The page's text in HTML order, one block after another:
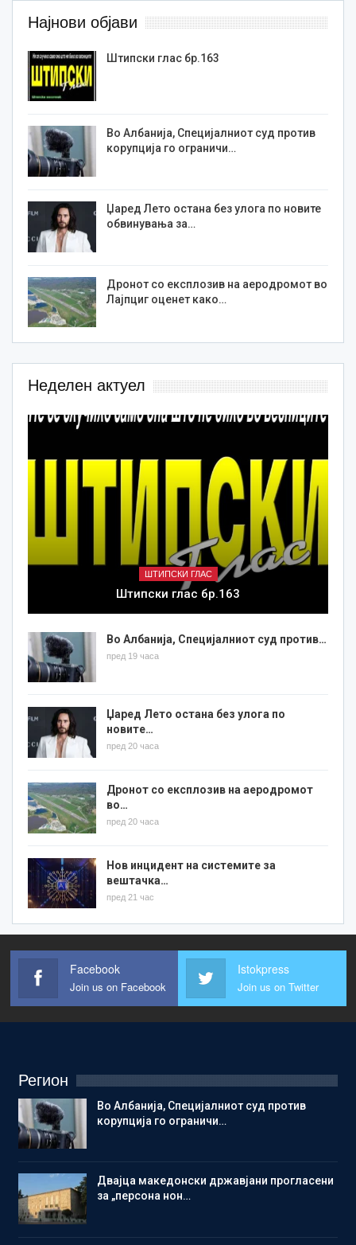
Најнови објави
Штипски глас бр.163
Во Албанија, Специјалниот суд против
корупција го ограничи…
Џаред Лето остана без улога по новите
обвинувања за…
Дронот со експлозив на аеродромот во
Лајпциг оценет како…
Неделен актуел
ШТИПСКИ ГЛАС
Штипски глас бр.163
Во Албанија, Специјалниот суд против…
пред 19 часа
Џаред Лето остана без улога по
новите…
пред 20 часа
Дронот со експлозив на аеродромот
во…
пред 20 часа
Нов инцидент на системите за
вештачка…
пред 21 час
Facebook
Join us on Facebook
Istokpress
Join us on Twitter
Регион
Во Албанија, Специјалниот суд против
корупција го ограничи…
Двајца македонски државјани прогласени
за „персона нон…